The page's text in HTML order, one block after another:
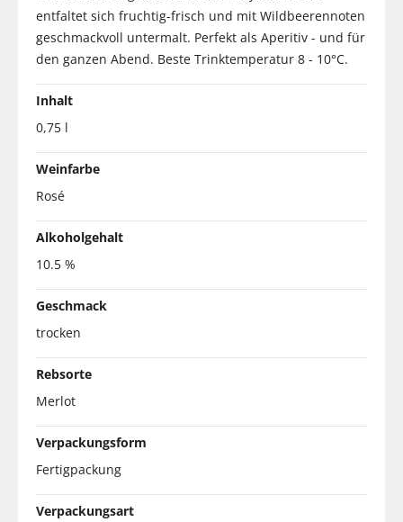
entfaltet sich fruchtig-frisch und mit Wildbeerennoten
geschmackvoll untermalt. Perfekt als Aperitiv - und für
den ganzen Abend. Beste Trinktemperatur 8 - 10°C.
Inhalt
0,75 l
Weinfarbe
Rosé
Alkoholgehalt
10.5 %
Geschmack
trocken
Rebsorte
Merlot
Verpackungsform
Fertigpackung
Verpackungsart